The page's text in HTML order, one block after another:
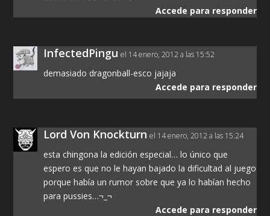
Accede para responder
InfectedPingu el 14 enero, 2012 a las 15:52
demasiado dragonball-esco jajaja
Accede para responder
Lord Von Knockturn el 14 enero, 2012 a las 15:24
esta chingona la edición especial… lo único que
espero es que no le hayan bajado la dificultad al juego
porque había un rumor sobre que ya lo habían hecho
para pussies…¬_¬
Accede para responder